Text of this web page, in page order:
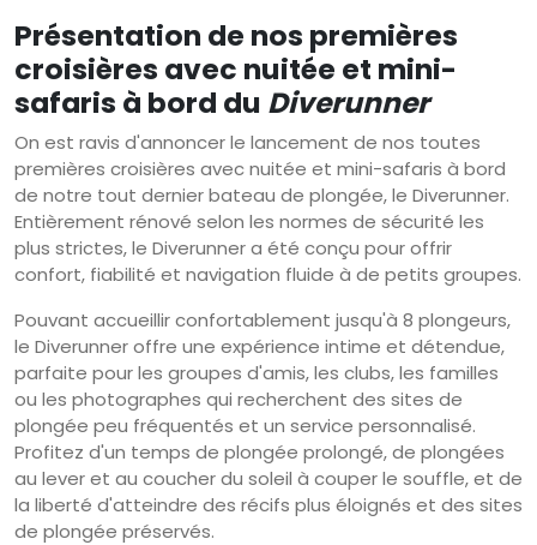
Présentation de nos premières
croisières avec nuitée et mini-
safaris à bord du Diverunner
On est ravis d'annoncer le lancement de nos toutes
premières croisières avec nuitée et mini-safaris à bord
de notre tout dernier bateau de plongée, le Diverunner.
Entièrement rénové selon les normes de sécurité les
plus strictes, le Diverunner a été conçu pour offrir
confort, fiabilité et navigation fluide à de petits groupes.
Pouvant accueillir confortablement jusqu'à 8 plongeurs,
le Diverunner offre une expérience intime et détendue,
parfaite pour les groupes d'amis, les clubs, les familles
ou les photographes qui recherchent des sites de
plongée peu fréquentés et un service personnalisé.
Profitez d'un temps de plongée prolongé, de plongées
au lever et au coucher du soleil à couper le souffle, et de
la liberté d'atteindre des récifs plus éloignés et des sites
de plongée préservés.